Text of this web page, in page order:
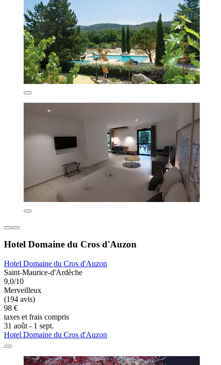
Hotel Domaine du Cros d'Auzon
Hotel Domaine du Cros d'Auzon
Saint-Maurice-d'Ardèche
9,0/10
Merveilleux
(194 avis)
98 €
taxes et frais compris
31 août - 1 sept.
Hotel Domaine du Cros d'Auzon